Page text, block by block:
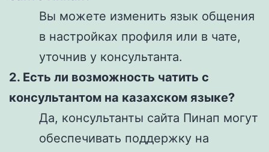
Вы можете изменить язык общения
в настройках профиля или в чате,
уточнив у консультанта.
2. Есть ли возможность чатить с
консультантом на казахском языке?
Да, консультанты сайта Пинап могут
обеспечивать поддержку на